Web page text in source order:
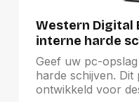
Western Digital
interne harde
MB 3.5" SATA III
Geef uw pc-
harde schijven. Dit
ontwikkeld voor